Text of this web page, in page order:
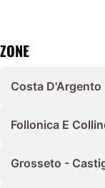
ZONE
Costa D'Argento
Follonica E
Grosseto -